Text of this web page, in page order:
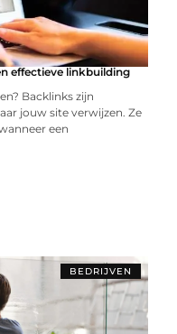
effectieve linkbuilding
Backlinks zijn
jouw site verwijzen. Ze
een
BEDRIJVEN